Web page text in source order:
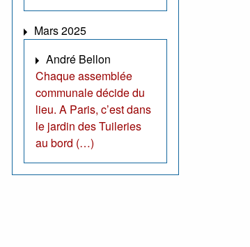
Mars 2025
André Bellon
Chaque assemblée
communale décide du
lieu. A Paris, c’est dans
le jardin des Tuileries
au bord (…)